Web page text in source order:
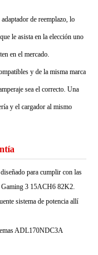
de reemplazo, lo
le asista en la elección uno
en el mercado.
y de la misma marca
sea el correcto. Una
y el cargador al mismo
para cumplir con las
Gaming 3 15ACH6 82K2.
sistema de potencia allí
ADL170NDC3A